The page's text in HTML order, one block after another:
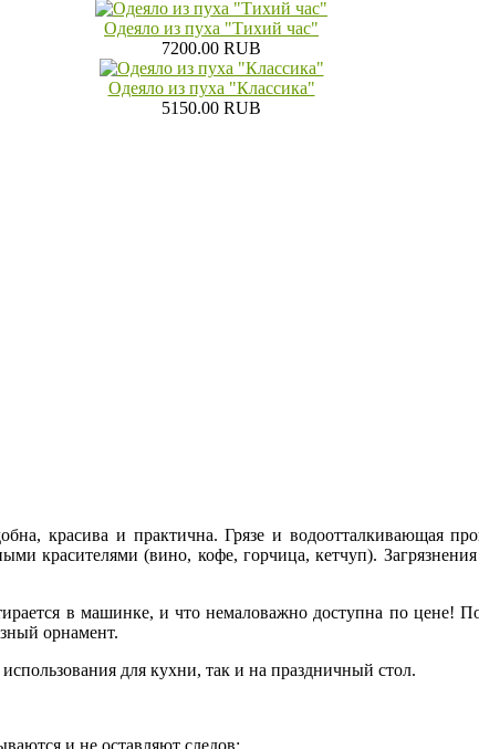
Одеяло из пуха "Тихий час"
7200.00 RUB
Одеяло из пуха "Классика"
5150.00 RUB
красива и практична. Грязе и водоотталкивающая
красителями (вино, кофе, горчица, кетчуп).
в машинке, и что немаловажно доступна по
орнамент.
для кухни, так и на праздничный стол.